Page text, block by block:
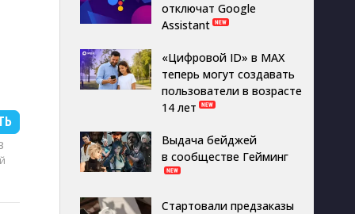
отключат Google
Assistant
«Цифровой ID» в MAX
теперь могут создавать
пользователи в возрасте
14 лет
Выдача бейджей
в сообществе Гейминг
Стартовали предзаказы